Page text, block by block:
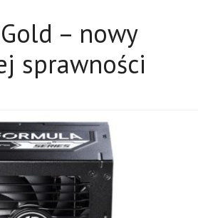
– nowy
sprawności